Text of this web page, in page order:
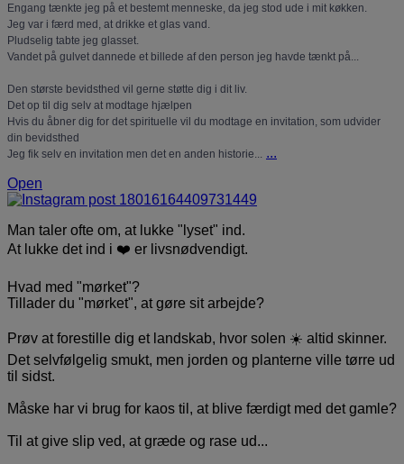
Engang tænkte jeg på et bestemt menneske, da jeg stod ude i mit køkken.
Jeg var i færd med, at drikke et glas vand.
Pludselig tabte jeg glasset.
Vandet på gulvet dannede et billede af den person jeg havde tænkt på...
Den største bevidsthed vil gerne støtte dig i dit liv.
Det op til dig selv at modtage hjælpen
Hvis du åbner dig for det spirituelle vil du modtage en invitation, som udvider
din bevidsthed
Jeg fik selv en invitation men det en anden historie...
...
Open
Man taler ofte om, at lukke "lyset" ind.
At lukke det ind i ❤️ er livsnødvendigt.
Hvad med "mørket"?
Tillader du "mørket", at gøre sit arbejde?
Prøv at forestille dig et landskab, hvor solen ☀️ altid skinner.
Det selvfølgelig smukt, men jorden og planterne ville tørre ud
til sidst.
Måske har vi brug for kaos til, at blive færdigt med det gamle?
Til at give slip ved, at græde og rase ud...